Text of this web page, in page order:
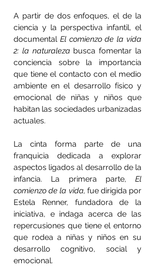
A partir de dos enfoques, el de la
ciencia y la perspectiva infantil, el
documental El comienzo de la vida
2: la naturaleza busca fomentar la
conciencia sobre la importancia
que tiene el contacto con el medio
ambiente en el desarrollo físico y
emocional de niñas y niños que
habitan las sociedades urbanizadas
actuales.
La cinta forma parte de una
franquicia dedicada a explorar
aspectos ligados al desarrollo de la
infancia. La primera parte, El
comienzo de la vida, fue dirigida por
Estela Renner, fundadora de la
iniciativa, e indaga acerca de las
repercusiones que tiene el entorno
que rodea a niñas y niños en su
desarrollo cognitivo, social y
emocional.